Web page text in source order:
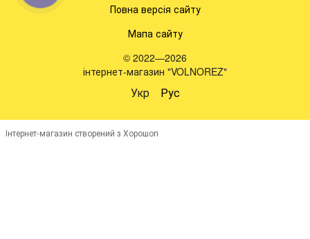
Повна версія сайту
Мапа сайту
© 2022—2026
інтернет-магазин "VOLNOREZ"
Укр Рус
Інтернет-магазин створений з Хорошоп